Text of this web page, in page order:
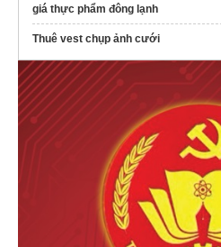
giá thực phẩm đông lạnh
Thuê vest chụp ảnh cưới